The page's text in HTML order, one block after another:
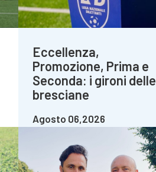
Eccellenza,
Promozione, Prima e
Seconda: i gironi delle
bresciane
Agosto 06,2026